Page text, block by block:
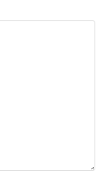
захирал